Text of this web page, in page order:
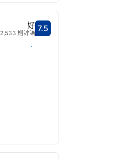
分數7.5分
7.5
好
2,533 則評語
選擇日期